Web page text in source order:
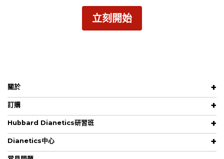
立刻開始
關於
訂購
Hubbard Dianetics研習班
Dianetics中心